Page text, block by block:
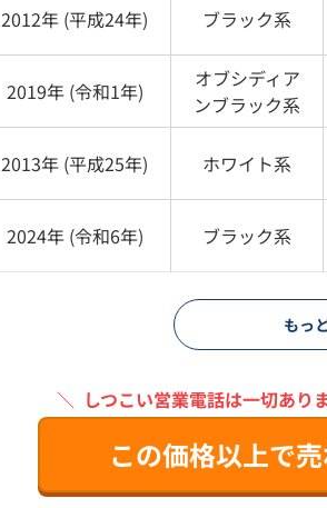
2012年 (平成24年) ブラック系
2019年 (令和1年)
オブシディア
ンブラック系
2013年 (平成25年) ホワイト系
2024年 (令和6年) ブラック系
もっ
＼ しつこい営業電話は一切あり
この価格以上で